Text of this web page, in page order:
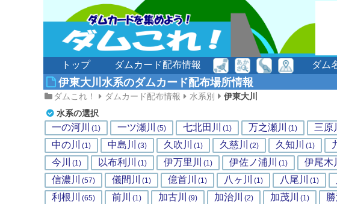
トップ ダムカード配布情報 ダム
伊東大川水系のダムカード配布場所情報
ダムこれ！ ダムカード配布情報 水系別
伊東大川
水系の選択
一の河川 (1) 一ツ瀬川 (5) 七北田川 (1) 万之瀬川 (1) 三原
中の川 (1) 中島川 (3) 久吹川 (1) 久慈川 (2) 久知川 (1)
今川 (1) 以布利川 (1) 伊万里川 (1) 伊佐ノ浦川 (1) 伊尾木
信濃川 (57) 儀間川 (1) 億首川 (1) 八ヶ川 (1) 八尾川 (1)
利根川 (65) 前川 (1) 加古川 (9) 加治川 (2) 加茂川 (1) 勝